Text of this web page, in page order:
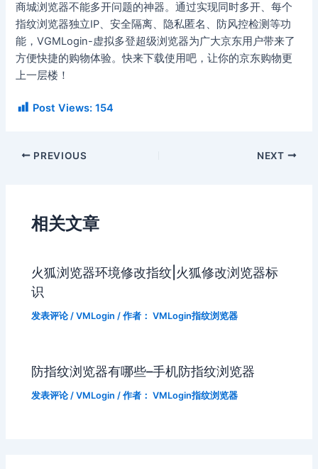
商城浏览器不能多开问题的神器。通过实现同时多开、每个
指纹浏览器独立IP、安全隔离、隐私匿名、防风控检测等功
能，VGMLogin-虚拟多登超级浏览器为广大京东用户带来了
方便快捷的购物体验。快来下载使用吧，让你的京东购物更
上一层楼！
Post Views: 154
PREVIOUS NEXT
相关文章
火狐浏览器环境修改指纹|火狐修改浏览器标
识
发表评论 /VMLogin / 作者： VMLogin指纹浏览器
防指纹浏览器有哪些–手机防指纹浏览器
发表评论 /VMLogin / 作者： VMLogin指纹浏览器